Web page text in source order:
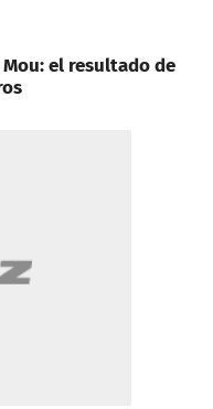
el resultado de